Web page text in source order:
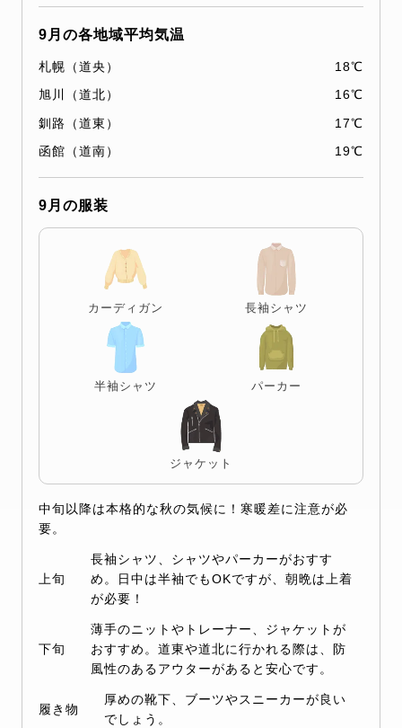
9月の各地域平均気温
札幌（道央）
18℃
旭川（道北）
16℃
釧路（道東）
17℃
函館（道南）
19℃
9月の服装
カーディガン 長袖シャツ
半袖シャツ パーカー
ジャケット
中旬以降は本格的な秋の気候に！寒暖差に注意が必
要。
上旬
長袖シャツ、シャツやパーカーがおすす
め。日中は半袖でもOKですが、朝晩は上着
が必要！
下旬
薄手のニットやトレーナー、ジャケットが
おすすめ。道東や道北に行かれる際は、防
風性のあるアウターがあると安心です。
履き物
厚めの靴下、ブーツやスニーカーが良い
でしょう。